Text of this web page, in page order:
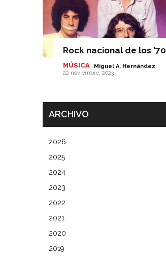
Rock nacional de los ’70
MÚSICA Miguel A. Hernández -
22 noviembre, 2023
ARCHIVO
2026
2025
2024
2023
2022
2021
2020
2019